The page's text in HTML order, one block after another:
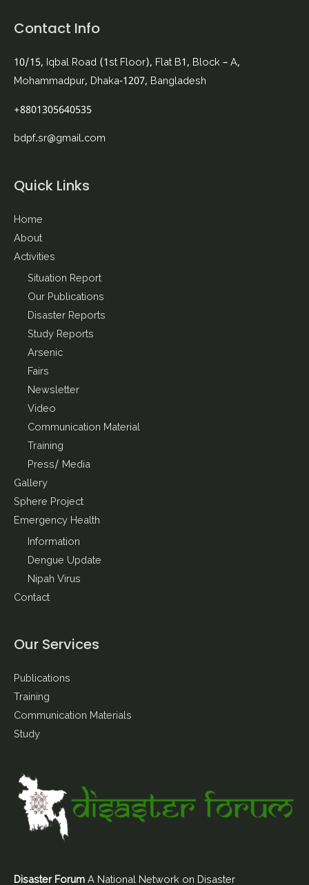
Contact Info
10/15, Iqbal Road (1st Floor), Flat B1, Block – A,
Mohammadpur, Dhaka-1207, Bangladesh
+8801305640535
bdpf.sr@gmail.com
Quick Links
Home
About
Activities
Situation Report
Our Publications
Disaster Reports
Study Reports
Arsenic
Fairs
Newsletter
Video
Communication Material
Training
Press/ Media
Gallery
Sphere Project
Emergency Health
Information
Dengue Update
Nipah Virus
Contact
Our Services
Publications
Training
Communication Materials
Study
Disaster Forum A National Network on Disaster